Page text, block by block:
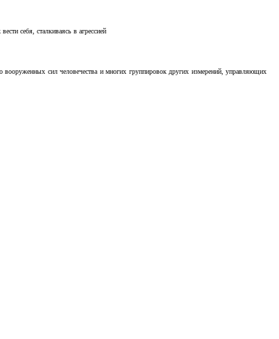
себя, сталкиваясь в агрессией
вооруженных сил человечества и многих группировок других измерений, управляющих